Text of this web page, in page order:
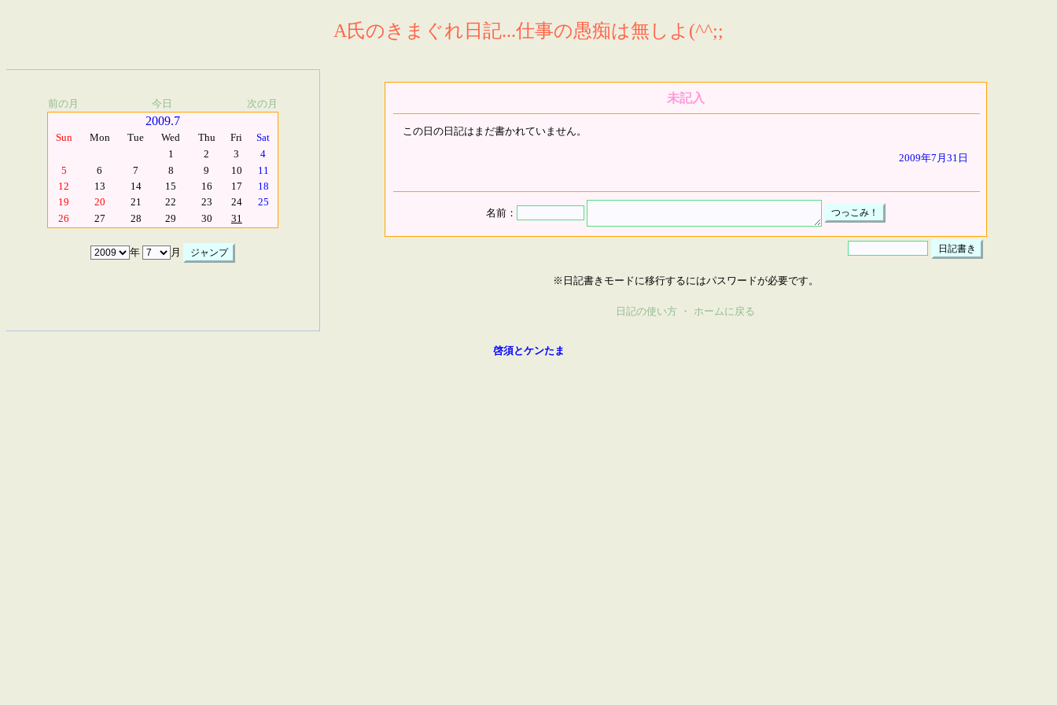
A氏のきまぐれ日記...仕事の愚痴は無しよ(^^;;
前の月 今日 次の月
2009.7
Sun Mon Tue Wed Thu Fri
Sat
1
2 3
4
5
6 7 8 9 10
11
12
13 14 15 16 17
18
19
20 21 22 23 24
25
26
27 28 29 30 31
年 月
未記入
この日の日記はまだ書かれていません。
2009年7月31日
名前：
※日記書きモードに移行するにはパスワードが必要です。
日記の使い方 ・ ホームに戻る
啓須とケンたま